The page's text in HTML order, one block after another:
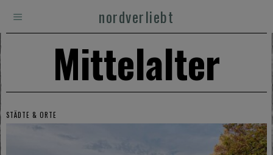
nordverliebt
Mittelalter
STÄDTE & ORTE